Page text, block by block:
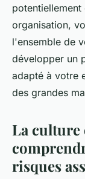
Mélina•10 mai
organisation,
l'ensemble de
développer un
adapté à votre
des grandes
La culture
risques